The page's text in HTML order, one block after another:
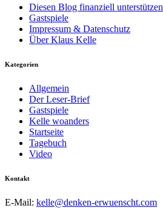
Diesen Blog finanziell unterstützen
Gastspiele
Impressum & Datenschutz
Über Klaus Kelle
Kategorien
Allgemein
Der Leser-Brief
Gastspiele
Kelle woanders
Startseite
Tagebuch
Video
Kontakt
E-Mail: kelle@denken-erwuenscht.com